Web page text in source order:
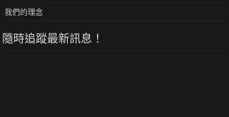
我們的理念
隨時追蹤最新訊息！